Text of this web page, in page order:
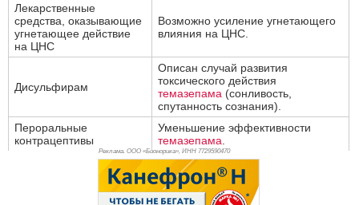
Лекарственные
средства, оказывающие
угнетающее действие
на ЦНС
Возможно усиление угнетающего
влияния на ЦНС.
Дисульфирам
Описан случай развития
токсического действия
темазепама (сонливость,
спутанность сознания).
Пероральные
контрацептивы
Уменьшение эффективности
темазепама
Реклама. ООО «Бионорика», ИНН 7729590470